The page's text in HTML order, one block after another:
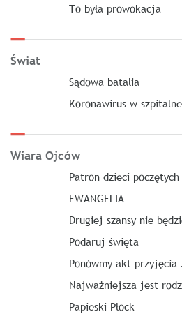
To była prowokacja
Świat
Sądowa batalia
Koronawirus w
Wiara Ojców
Patron dzieci poczętych
EWANGELIA
Drugiej szansy nie
Podaruj święta
Ponówmy akt przyjęcia
Najważniejsza jest
Papieski Płock